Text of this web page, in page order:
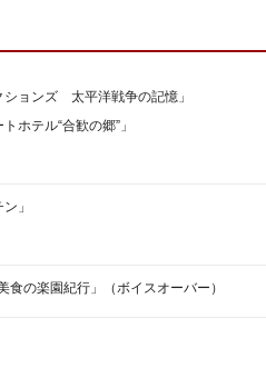
ションズ 太平洋戦争の記憶」
ホテル“合歓の郷”」
」
の楽園紀行」（ボイスオーバー）